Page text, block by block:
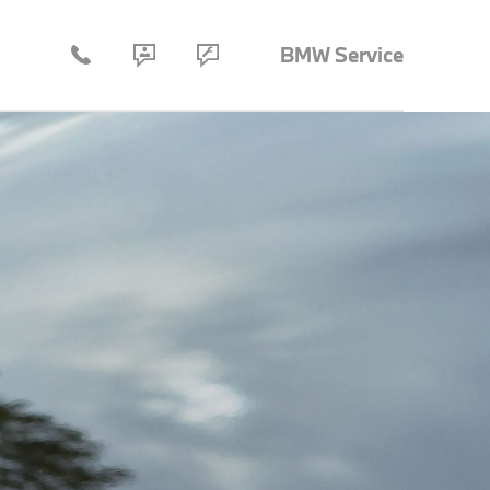
BMW Service